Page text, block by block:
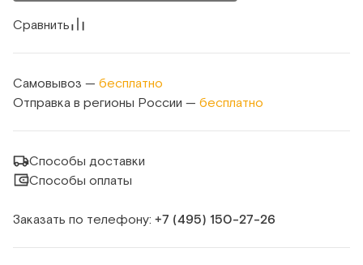
Сравнить
Самовывоз — бесплатно
Отправка в регионы России — бесплатно
Способы доставки
Способы оплаты
Заказать по телефону: +7 (495) 150‑27‑26